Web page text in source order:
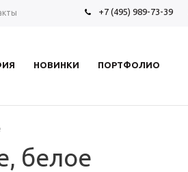
+7 (495) 989-73-39
НОВИНКИ ПОРТФОЛИО
белое